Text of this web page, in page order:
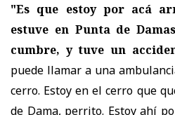
"Es que estoy por acá
estuve en Punta de
cumbre, y tuve un
puede llamar a una
cerro. Estoy en el cerro que
de Dama, perrito. Estoy ahí